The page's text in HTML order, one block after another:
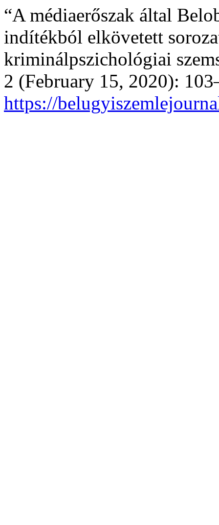
“A médiaerőszak által
indítékból elkövetett
kriminálpszichológiai
2 (February 15, 2020):
https://